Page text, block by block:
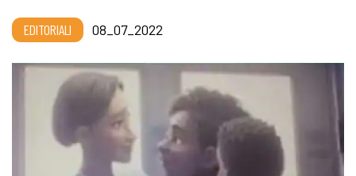
EDITORIALI 08_07_2022